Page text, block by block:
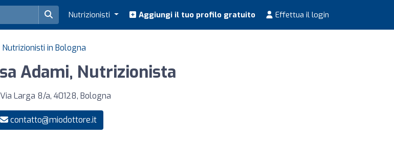
Nutrizionisti Aggiungi il tuo profilo gratuito Effettua il login
Nutrizionisti in Bologna
Adami, Nutrizionista
Via Larga 8/a, 40128, Bologna
contatto@miodottore.it